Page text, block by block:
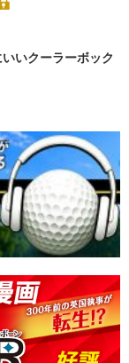
いクーラーボック